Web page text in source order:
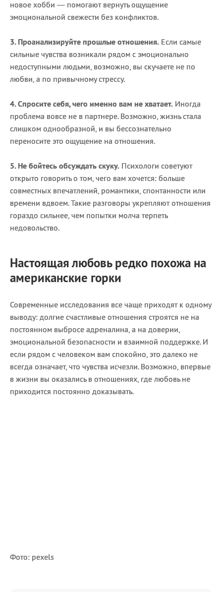
новое хобби — помогают вернуть ощущение
эмоциональной свежести без конфликтов.
3. Проанализируйте прошлые отношения. Если самые
сильные чувства возникали рядом с эмоционально
недоступными людьми, возможно, вы скучаете не по
любви, а по привычному стрессу.
4. Спросите себя, чего именно вам не хватает. Иногда
проблема вовсе не в партнере. Возможно, жизнь стала
слишком однообразной, и вы бессознательно
переносите это ощущение на отношения.
5. Не бойтесь обсуждать скуку. Психологи советуют
открыто говорить о том, чего вам хочется: больше
совместных впечатлений, романтики, спонтанности или
времени вдвоем. Такие разговоры укрепляют отношения
гораздо сильнее, чем попытки молча терпеть
недовольство.
Настоящая любовь редко похожа на
американские горки
Современные исследования все чаще приходят к одному
выводу: долгие счастливые отношения строятся не на
постоянном выбросе адреналина, а на доверии,
эмоциональной безопасности и взаимной поддержке. И
если рядом с человеком вам спокойно, это далеко не
всегда означает, что чувства исчезли. Возможно, впервые
в жизни вы оказались в отношениях, где любовь не
приходится постоянно доказывать.
Фото: pexels